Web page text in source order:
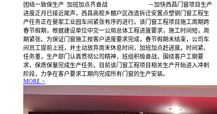
团结一致保生产 加班加点齐奋战 －加快西昌门窗项目生产
进度正月已接近尾声，西昌高枧乡棚户区改造拆迁安置点塑钢门窗工程生
产任务正在晏家工业园车间紧张有序的进行。该门窗工程项目施工周期跨
春节假期，根据建设单位中交一公局总体工程进度要求，施工时间短，周
期紧张。为保证门窗施工按客户进度要求完成，春节假期未结束，公司车
间员工提前上班，并主动放弃周末休息时间，加班加点赶进度。时间紧、
任务重，生产部门认真贯彻公司精神，班组积极奋战，围绕客户工期要
求，保质保量完成生产任务。目前该门窗工程项目相关生产开始进入冲刺
阶段，力争在客户要求工期内完成所有门窗的生产安装。
MORE >